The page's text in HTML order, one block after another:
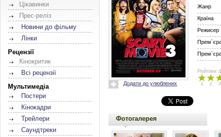
Цікавинки
Прес-реліз
Новини до фільму
Лінки
Рецензії
Кінокритик
Всі рецензії
Мультимедіа
Постери
Кінокадри
Трейлери
Саундтреки
Додати до улюблених
Жанр
Країна
Режисер
Прем`єра
Прем`єра
Рейтинг
1 2 3
Фотогалерея